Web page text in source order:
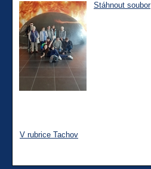
Stáhnout soubor
V rubrice Tachov